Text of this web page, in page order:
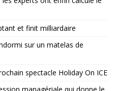
et finit milliardaire
sur un matelas de
spectacle Holiday On ICE